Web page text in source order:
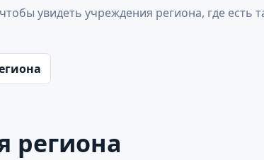
увидеть учреждения региона, где есть
региона